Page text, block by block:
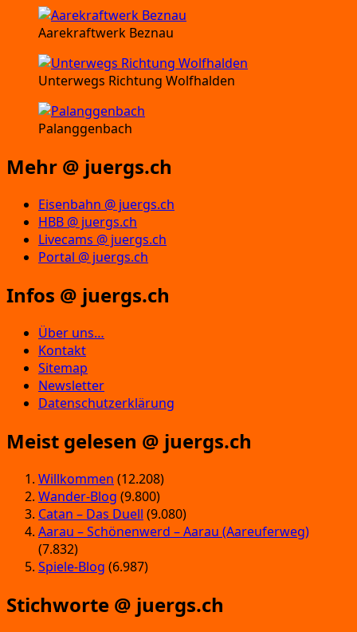
Aarekraftwerk Beznau
Unterwegs Richtung Wolfhalden
Palanggenbach
Mehr @ juergs.ch
Eisenbahn @ juergs.ch
HBB @ juergs.ch
Livecams @ juergs.ch
Portal @ juergs.ch
Infos @ juergs.ch
Über uns…
Kontakt
Sitemap
Newsletter
Datenschutzerklärung
Meist gelesen @ juergs.ch
Willkommen (12.208)
Wander-Blog (9.800)
Catan – Das Duell (9.080)
Aarau – Schönenwerd – Aarau (Aareuferweg)
(7.832)
Spiele-Blog (6.987)
Stichworte @ juergs.ch